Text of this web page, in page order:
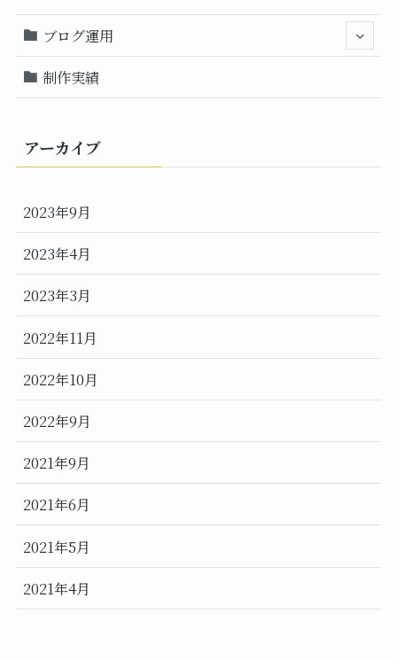
ブログ運用
制作実績
アーカイブ
2023年9月
2023年4月
2023年3月
2022年11月
2022年10月
2022年9月
2021年9月
2021年6月
2021年5月
2021年4月